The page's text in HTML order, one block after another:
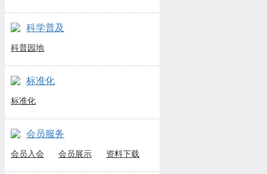
科学普及
科普园地
标准化
标准化
会员服务
会员入会 会员展示 资料下载